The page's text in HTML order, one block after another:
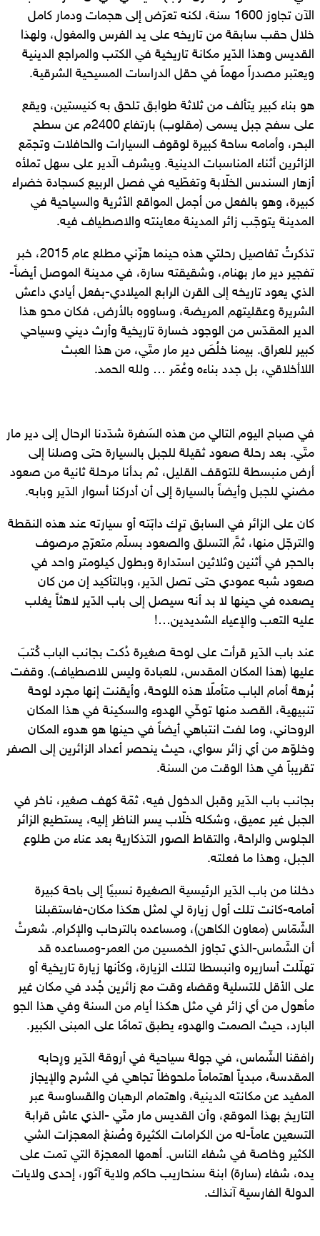
الآن تجاوز 1600 سنة، لكنه تعرّض إلى هجمات ودمار كامل
خلال حقب سابقة من تاريخه على يد الفرس والمغول، ولهذا
القديس وهذا الدّير مكانة تاريخية في الكتب والمراجع الدينية
ويعتبر مصدراً مهماً في حقل الدراسات المسيحية الشرقية.
هو بناء كبير يتألف من ثلاثة طوابق تلحق به كنيستين، ويقع
على سفح جبل يسمى (مقلوب) بارتفاع 2400م عن سطح
البحر، وأمامه ساحة كبيرة لوقوف السيارات والحافلات وتجمّع
الزائرين أثناء المناسبات الدينية. ويشرف الّدير على سهل تملأه
أزهار السندس الخلّابة وتغطّيه في فصل الربيع كسجادة خضراء
كبيرة، وهو بالفعل من أجمل المواقع الأثرية والسياحية في
المدينة يتوجّب زائر المدينة معاينته والاصطياف فيه.
تذكرتُ تفاصيل رحلتي هذه حينما هزّني مطلع عام 2015، خبر
تفجير دير مار بهنام، وشقيقته سارة، في مدينة الموصل أيضاً-
الذي يعود تاريخه إلى القرن الرابع الميلادي-بفعل أيادي داعش
الشريرة وعقليتهم المريضة، وساووه بالأرض، فكان محو هذا
الدير المقدّس من الوجود خسارة تاريخية وأرث ديني وسياحي
كبير للعراق. بيمنا خلُصَ دير مار متّي، من هذا العبث
اللاأخلاقي، بل جدد بناءه وعُمّر … ولله الحمد.
في صباح اليوم التالي من هذه السَفرة شدّدنا الرحال إلى دير مار
متّي. بعد رحلة صعود ثقيلة للجبل بالسيارة حتى وصلنا إلى
أرض منبسطة للتوقف القليل، ثم بدأنا مرحلة ثانية من صعود
مضني للجبل وأيضاً بالسيارة إلى أن أدركنا أسوار الدّير وبابه.
كان على الزائر في السابق ترِك دابّته أو سيارته عند هذه النقطة
والترجّل منها، ثمَّ التسلق والصعود بسلّم متعرّج مرصوف
بالحجر في أثنين وثلاثين استدارة وبطول كيلومتر واحد في
صعود شبه عمودي حتى تصل الدّير، وبالتأكيد إن من كان
يصعده في حينها لا بد أنه سيصل إلى باب الدّير لاهثاً يغلب
عليه التعب والإعياء الشديدين…!
عند باب الدّير قرأت على لوحة صغيرة دُكت بجانب الباب كُتبَ
عليها (هذا المكان المقدس، للعبادة وليس للاصطياف). وقفت
بُرهة أمام الباب متأملًا هذه اللوحة، وأيقنت إنها مجرد لوحة
تنبيهية، القصد منها توخّي الهدوء والسكينة في هذا المكان
الروحاني، وما لفت انتباهي أيضاً في حينها هو هدوء المكان
وخلوّه من أي زائر سواي، حيث ينحصر أعداد الزائرين إلى الصفر
تقريباً في هذا الوقت من السنة.
بجانب باب الدّير وقبل الدخول فيه، ثمّة كهف صغير، ناخر في
الجبل غير عميق، وشكله خلّاب يسر الناظر إليه، يستطيع الزائر
الجلوس والراحة، والتقاط الصور التذكارية بعد عناء من طلوع
الجبل، وهذا ما فعلته.
دخلنا من باب الدّير الرئيسية الصغيرة نسبيًا إلى باحة كبيرة
أمامه-كانت تلك أول زيارة لي لمثل هكذا مكان-فاستقبلنا
الشّمّاس (معاون الكاهن)، ومساعده بالترحاب والإكرام. شعرتُ
أن الشّماس-الذي تجاوز الخمسين من العمر-ومساعده قد
تهلّلت أساريره وانبسطا لتلك الزيارة، وكأنها زيارة تاريخية أو
على الأقل للتسلية وقضاء وقت مع زائرين جُدد في مكان غير
مأهول من أي زائر في مثل هكذا أيام من السنة وفي هذا الجو
البارد، حيث الصمت والهدوء يطبق تمامًا على المبنى الكبير.
رافقنا الشّماس، في جولة سياحية في أروقة الدّير ورِحابه
المقدسة، مبدياً اهتماماً ملحوظاً تجاهي في الشرح والإيجاز
المفيد عن مكانته الدينية، واهتمام الرهبان والقساوسة عبر
التاريخ بهذا الموقع، وأن القديس مار متّي -الذي عاش قرابة
التسعين عاماً-له من الكرامات الكثيرة وصُنعْ المعجزات الشي
الكثير وخاصة في شفاء الناس. أهمها المعجزة التي تمت على
يده، شفاء (سارة) ابنة سنحاريب حاكم ولاية آثور، إحدى ولايات
الدولة الفارسية آنذاك.